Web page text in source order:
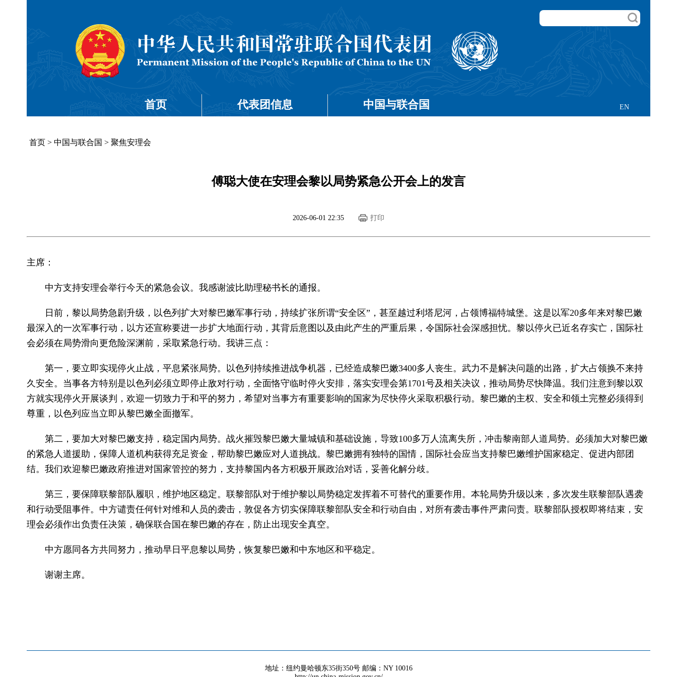
EN
首页 代表团信息 中国与联合国
首页 > 中国与联合国 > 聚焦安理会
傅聪大使在安理会黎以局势紧急公开会上的发言
2026-06-01 22:35 打印
主席：
中方支持安理会举行今天的紧急会议。我感谢波比助理秘书长的通报。
日前，黎以局势急剧升级，以色列扩大对黎巴嫩军事行动，持续扩张所谓“安全区”，甚至越过利塔尼河，占领博福特城堡。这是以军20多年来对黎巴嫩
最深入的一次军事行动，以方还宣称要进一步扩大地面行动，其背后意图以及由此产生的严重后果，令国际社会深感担忧。黎以停火已近名存实亡，国际社
会必须在局势滑向更危险深渊前，采取紧急行动。我讲三点：
第一，要立即实现停火止战，平息紧张局势。以色列持续推进战争机器，已经造成黎巴嫩3400多人丧生。武力不是解决问题的出路，扩大占领换不来持
久安全。当事各方特别是以色列必须立即停止敌对行动，全面恪守临时停火安排，落实安理会第1701号及相关决议，推动局势尽快降温。我们注意到黎以双
方就实现停火开展谈判，欢迎一切致力于和平的努力，希望对当事方有重要影响的国家为尽快停火采取积极行动。黎巴嫩的主权、安全和领土完整必须得到
尊重，以色列应当立即从黎巴嫩全面撤军。
第二，要加大对黎巴嫩支持，稳定国内局势。战火摧毁黎巴嫩大量城镇和基础设施，导致100多万人流离失所，冲击黎南部人道局势。必须加大对黎巴嫩
的紧急人道援助，保障人道机构获得充足资金，帮助黎巴嫩应对人道挑战。黎巴嫩拥有独特的国情，国际社会应当支持黎巴嫩维护国家稳定、促进内部团
结。我们欢迎黎巴嫩政府推进对国家管控的努力，支持黎国内各方积极开展政治对话，妥善化解分歧。
第三，要保障联黎部队履职，维护地区稳定。联黎部队对于维护黎以局势稳定发挥着不可替代的重要作用。本轮局势升级以来，多次发生联黎部队遇袭
和行动受阻事件。中方谴责任何针对维和人员的袭击，敦促各方切实保障联黎部队安全和行动自由，对所有袭击事件严肃问责。联黎部队授权即将结束，安
理会必须作出负责任决策，确保联合国在黎巴嫩的存在，防止出现安全真空。
中方愿同各方共同努力，推动早日平息黎以局势，恢复黎巴嫩和中东地区和平稳定。
谢谢主席。
地址：纽约曼哈顿东35街350号 邮编：NY 10016